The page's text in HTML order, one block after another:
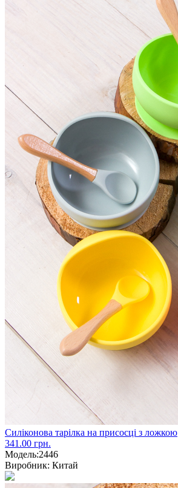
Силіконова тарілка на присосці з ложкою
341.00 грн.
Модель:2446
Виробник: Китай